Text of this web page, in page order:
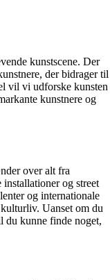
kunstscene. Der
der bidrager til
vil vi udforske kunsten
kunstnere og
over alt fra
og street
og internationale
Uanset om du
du kunne finde noget,